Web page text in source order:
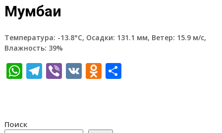
Мумбаи
Температура: -13.8°C, Осадки: 131.1 мм, Ветер: 15.9 м/с,
Влажность: 39%
WhatsApp
Telegram
Viber
VKOdnoklassniki
Отправить
Поиск